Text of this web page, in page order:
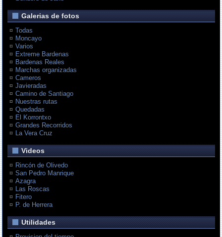
Galerias de fotos
Todas
Moncayo
Varios
Extreme Bardenas
Bardenas Reales
Marchas organizadas
Cameros
Javieradas
Camino de Santiago
Nuestras rutas
Quedadas
El Korrontxo
Grandes Recorridos
La Vera Cruz
Videos
Rincón de Olivedo
San Pedro Manrique
Azagra
Las Roscas
Fitero
P. de Herrera
Utilidades